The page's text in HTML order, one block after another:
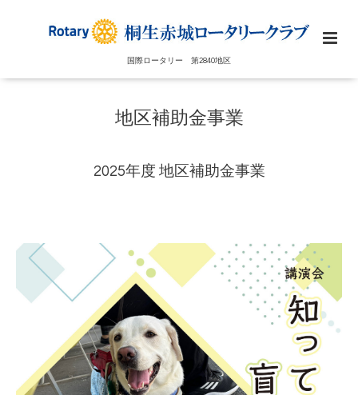
国際ロータリー 第2840地区
地区補助金事業
2025年度 地区補助金事業